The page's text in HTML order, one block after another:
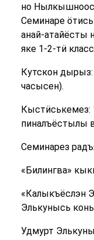
но
Семинаре
анай-
яке 1-2-тӥ
Кутскон дырыз:
часысен).
Кыстӥськемез:
пиналъёстылы
Семинарез
«Билингва»
«Калыкъёслэн
Элькунысь
Удмурт